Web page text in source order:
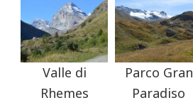
Valle di
Rhemes
Parco Gran
Paradiso